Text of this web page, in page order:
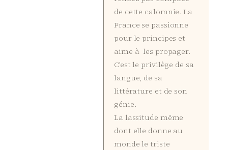
de cette calomnie. La
France se passionne
pour le principes et
aime à les propager.
C’est le privilège de sa
langue, de sa
littérature et de son
génie.
La lassitude même
dont elle donne au
monde le triste